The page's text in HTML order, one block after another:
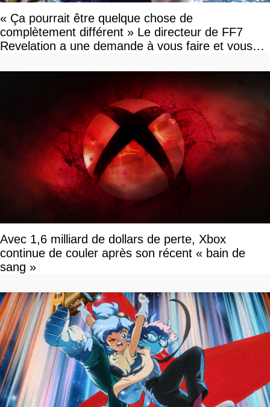
« Ça pourrait être quelque chose de
complètement différent » Le directeur de FF7
Revelation a une demande à vous faire et vous
Avec 1,6 milliard de dollars de perte, Xbox
continue de couler après son récent « bain de
sang »